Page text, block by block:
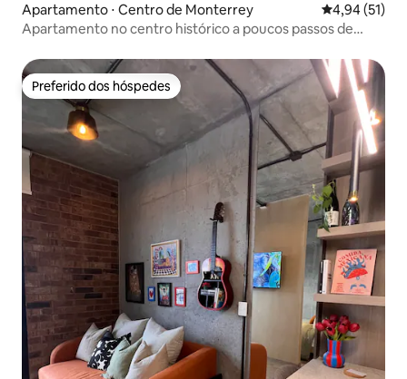
Apartamento ⋅ Centro de Monterrey 4,94 de uma
4,94 (51)
Apartamento no centro histórico a poucos passos de
Preferido dos hóspedes
Preferido dos hóspedes